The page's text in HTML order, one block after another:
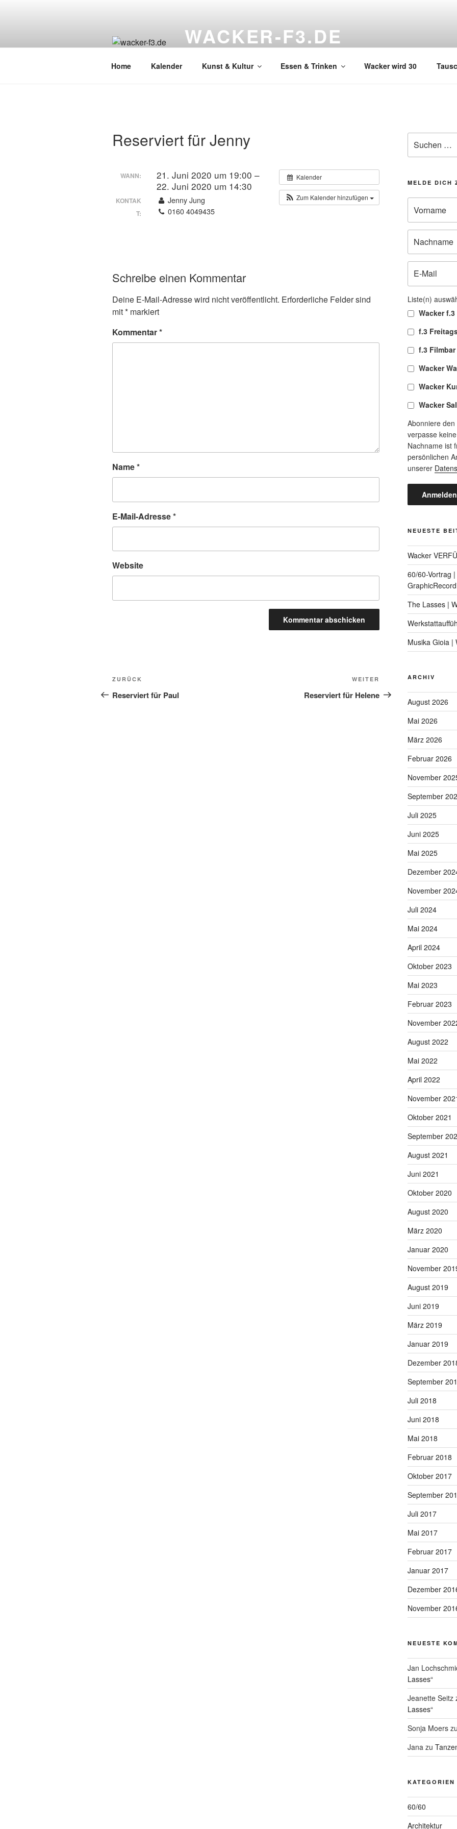
WACKER-F3.DE
Home Kalender Kunst & Kultur Essen & Trinken Wacker wird 30
Reserviert für Jenny
Kalender
Zum Kalender hinzufügen
WANN:
21. Juni 2020 um 19:00 –
22. Juni 2020 um 14:30
KONTAK
T:
Jenny Jung
0160 4049435
Schreibe einen Kommentar
Deine E-Mail-Adresse wird nicht veröffentlicht. Erforderliche Felder sind
mit* markiert
Kommentar*
Name*
E-Mail-Adresse*
Website
Beitragsnavigation
Vorheriger
Beitrag
ZURÜCK
Reserviert für Paul
Nächster
Beitrag
WEITER
Reserviert für Helene
nach:
MELDE DICH
Liste(n)
Wacker
f.3
f.3 Filmbar
Wacker
Wacker
Wacker
Abonniere
verpasse
Nachname ist
persönlichen
unserer
NEUESTE
Wacker
60/60-Vortrag
The Lasses |
Musika Gioia |
ARCHIV
August 2026
Mai 2026
März 2026
Februar 2026
November
September
Juli 2025
Juni 2025
Mai 2025
Dezember
November
Juli 2024
Mai 2024
April 2024
Oktober 2023
Mai 2023
Februar 2023
November
August 2022
Mai 2022
April 2022
November
Oktober 2021
September
August 2021
Juni 2021
Oktober 2020
August 2020
März 2020
Januar 2020
November
August 2019
Juni 2019
März 2019
Januar 2019
Dezember
September
Juli 2018
Juni 2018
Mai 2018
Februar 2018
Oktober 2017
September
Juli 2017
Mai 2017
Februar 2017
Januar 2017
Dezember
November
NEUESTE
Jan
Lasses“
Jeanette Seitz
Lasses“
Sonja Moers
Jana zu
KATEGORIEN
60/60
Architektur